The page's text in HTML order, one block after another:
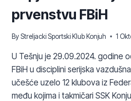
prvenstvu FBiH
ByStreljacki Sportski Klub Konjuh 1
U Tešnju je 29.09.2024. godine
FBiH u disciplini serijska
učešće uzelo 12 klubova iz
među kojima i takmičari SSK